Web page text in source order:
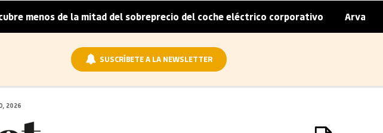
de la mitad del sobreprecio del coche eléctrico corporativo | Arval convierte en
SUSCRÍBETE A LA NEWSLETTER
2026